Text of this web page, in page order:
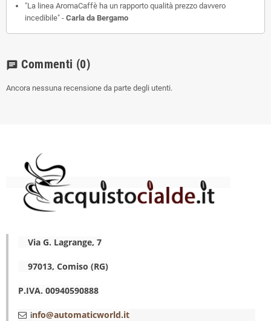
"La linea AromaCaffè ha un rapporto qualità prezzo davvero
incedibile" - Carla da Bergamo
chat Commenti (0)
Ancora nessuna recensione da parte degli utenti.
Via G. Lagrange, 7
97013, Comiso (RG)
P.IVA. 00940590888
info@automaticworld.it